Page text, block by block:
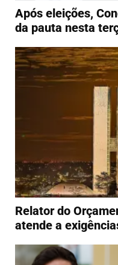
Após eleições,
da pauta nesta
Relator do
atende a